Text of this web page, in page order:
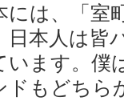
には、「室
日本人は皆
います。僕
ドもどちら